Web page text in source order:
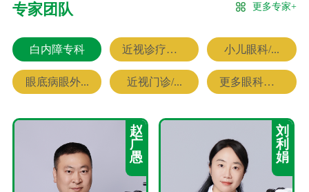
专家团队 更多专家+
白内障专科 近视诊疗专科 小儿眼科/...
眼底病眼外... 近视门诊/... 更多眼科专家
赵
广
愚
刘
利
娟